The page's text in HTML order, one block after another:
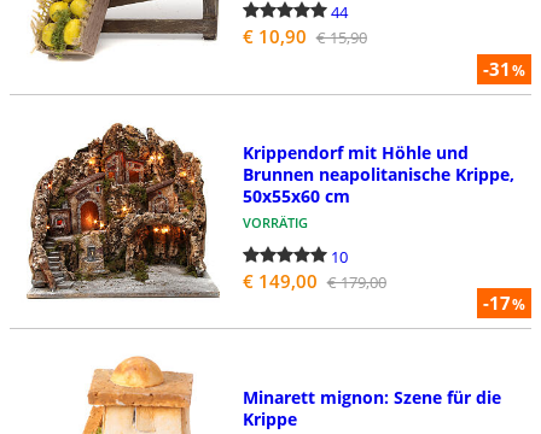
-31%
44
€ 10,90 € 15,90
-17%
Krippendorf mit Höhle und
Brunnen neapolitanische Krippe,
50x55x60 cm
VORRÄTIG
10
€ 149,00 € 179,00
Minarett mignon: Szene für die
Krippe